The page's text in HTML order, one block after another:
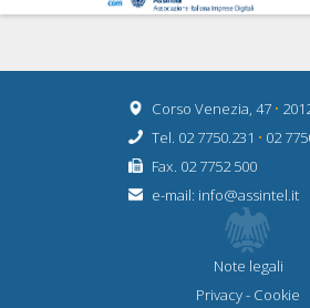
Corso Venezia, 47 •
Tel. 02 7750.231 • 02
Fax. 02 7752 500
e-mail: info@assintel.it
Note legali
Privacy- Cookie